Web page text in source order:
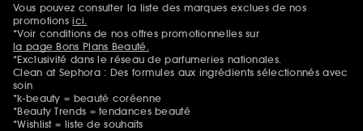
Mentions additionnelles
Vous pouvez consulter la liste des marques exclues de nos
promotionsici.
*Voir conditions de nos offres promotionnelles sur
la page Bons Plans Beauté.
*Exclusivité dans le réseau de parfumeries nationales.
Clean at Sephora : Des formules aux ingrédients sélectionnés avec
soin
*k-beauty = beauté coréenne
*Beauty Trends = tendances beauté
*Wishlist = liste de souhaits